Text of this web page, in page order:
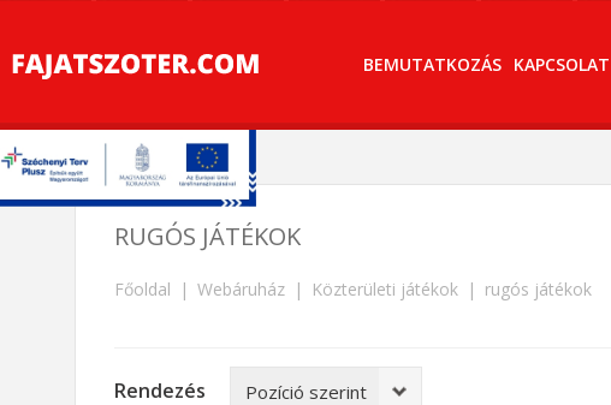
BEMUTATKOZÁS KAPCSOLAT
RUGÓS JÁTÉKOK
Főoldal Webáruház Közterületi játékok rugós játékok
Rendezés